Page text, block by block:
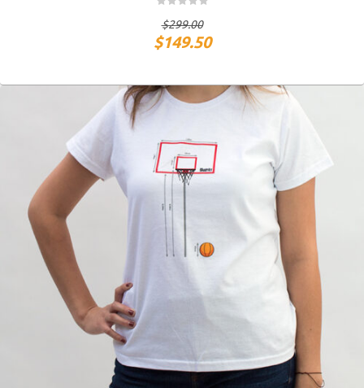
$299.00
$149.50